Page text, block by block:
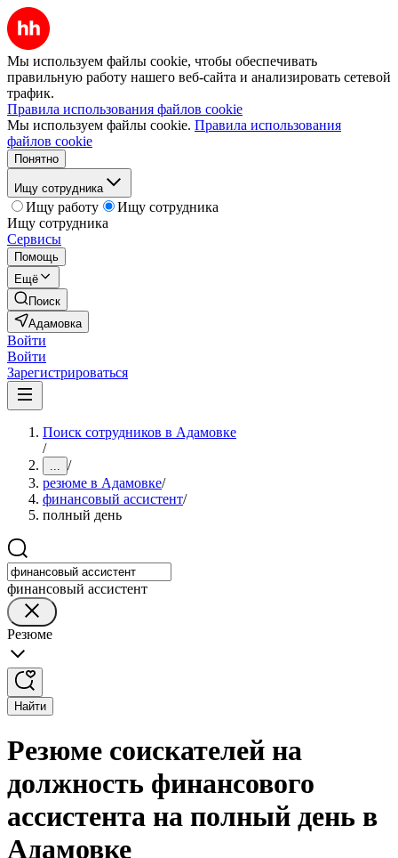
Мы используем файлы cookie, чтобы обеспечивать
правильную работу нашего веб-сайта и анализировать сетевой
трафик.
Правила использования файлов cookie
Мы используем файлы cookie. Правила использования
файлов cookie
Понятно
Ищу сотрудника
Ищу работу
Ищу сотрудника
Ищу сотрудника
Сервисы
Помощь
Ещё
Поиск
Адамовка
Войти
Войти
Зарегистрироваться
Поиск сотрудников в Адамовке
/
... /
резюме в Адамовке/
финансовый ассистент/
полный день
финансовый ассистент
Резюме
Найти
Резюме соискателей на
должность финансового
ассистента на полный день в
Адамовке